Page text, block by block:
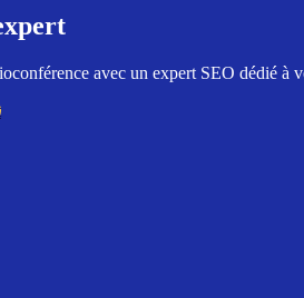
avec un expert SEO dédié à